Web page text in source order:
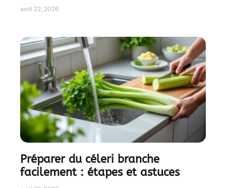
avril 22, 2026
Préparer du céleri branche
facilement : étapes et astuces